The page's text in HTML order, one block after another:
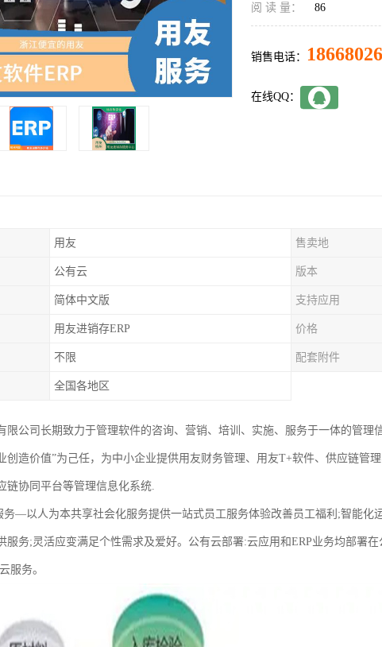
阅 读 量： 86
销售电话：
在线QQ：
用友 售卖地
公有云 版本
简体中文版 支持应用
用友进销存ERP 价格
不限 配套附件
全国各地区
限公司长期致力于管理软件的咨询、营销、培训、实施、服务于一体的管理
创造价值”为己任，为中小企业提供用友财务管理、用友T+软件、供应链管
链协同平台等管理信息化系统.
务—以人为本共享社会化服务提供一站式员工服务体验改善员工福利;智能化
服务;灵活应变满足个性需求及爱好。公有云部署:云应用和ERP业务均部署
服务。